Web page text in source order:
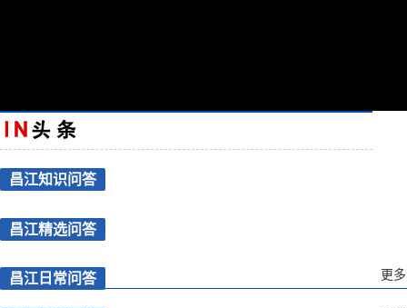
昌江知识问答
昌江精选问答
昌江日常问答 更多